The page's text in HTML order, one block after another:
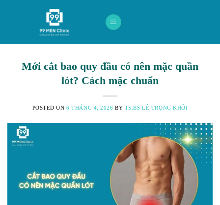
Mới cắt bao quy đầu có nên mặc quần
lót? Cách mặc chuẩn
POSTED ON6 THÁNG 4, 2026 BY TS.BS LÊ TRỌNG KHÔI